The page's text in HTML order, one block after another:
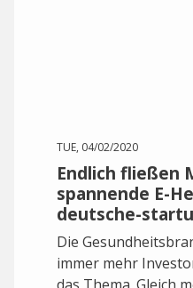
TUE, 04/02/2020
Endlich fließen
spannende E-
deutsche-
Die
immer mehr